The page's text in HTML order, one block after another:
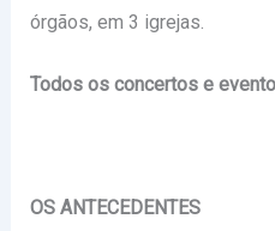
órgãos, em 3 igrejas.
Todos os concertos e
OS ANTECEDENTES